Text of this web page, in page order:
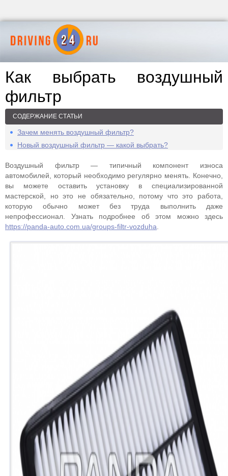
Как выбрать воздушный
фильтр
СОДЕРЖАНИЕ СТАТЬИ
Зачем менять воздушный фильтр?
Новый воздушный фильтр — какой выбрать?
Воздушный фильтр — типичный компонент износа
автомобилей, который необходимо регулярно менять. Конечно,
вы можете оставить установку в специализированной
мастерской, но это не обязательно, потому что это работа,
которую обычно может без труда выполнить даже
непрофессионал. Узнать подробнее об этом можно здесь
https://panda-auto.com.ua/groups-filtr-vozduha